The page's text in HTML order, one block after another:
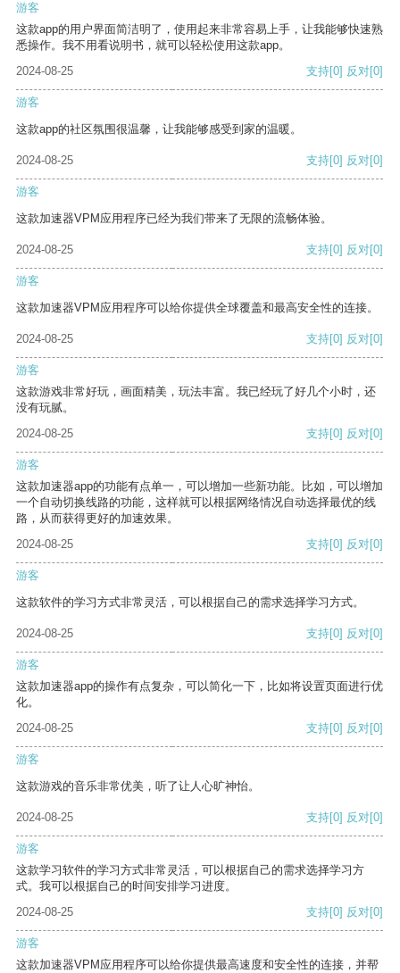
游客
这款app的用户界面简洁明了，使用起来非常容易上手，让我能够快速熟
悉操作。我不用看说明书，就可以轻松使用这款app。
2024-08-25
支持[0] 反对[0]
游客
这款app的社区氛围很温馨，让我能够感受到家的温暖。
2024-08-25 支持[0] 反对[0]
游客
这款加速器VPM应用程序已经为我们带来了无限的流畅体验。
2024-08-25 支持[0] 反对[0]
游客
这款加速器VPM应用程序可以给你提供全球覆盖和最高安全性的连接。
2024-08-25 支持[0] 反对[0]
游客
这款游戏非常好玩，画面精美，玩法丰富。我已经玩了好几个小时，还
没有玩腻。
2024-08-25
支持[0] 反对[0]
游客
这款加速器app的功能有点单一，可以增加一些新功能。比如，可以增加
一个自动切换线路的功能，这样就可以根据网络情况自动选择最优的线
路，从而获得更好的加速效果。
2024-08-25
支持[0] 反对[0]
游客
这款软件的学习方式非常灵活，可以根据自己的需求选择学习方式。
2024-08-25 支持[0] 反对[0]
游客
这款加速器app的操作有点复杂，可以简化一下，比如将设置页面进行优
化。
2024-08-25
支持[0] 反对[0]
游客
这款游戏的音乐非常优美，听了让人心旷神怡。
2024-08-25 支持[0] 反对[0]
游客
这款学习软件的学习方式非常灵活，可以根据自己的需求选择学习方
式。我可以根据自己的时间安排学习进度。
2024-08-25
支持[0] 反对[0]
游客
这款加速器VPM应用程序可以给你提供最高速度和安全性的连接，并帮